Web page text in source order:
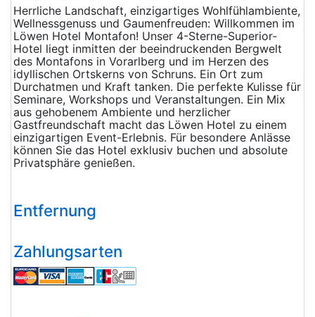
Herrliche Landschaft, einzigartiges Wohlfühlambiente,
Wellnessgenuss und Gaumenfreuden: Willkommen im
Löwen Hotel Montafon! Unser 4-Sterne-Superior-
Hotel liegt inmitten der beeindruckenden Bergwelt
des Montafons in Vorarlberg und im Herzen des
idyllischen Ortskerns von Schruns. Ein Ort zum
Durchatmen und Kraft tanken. Die perfekte Kulisse für
Seminare, Workshops und Veranstaltungen. Ein Mix
aus gehobenem Ambiente und herzlicher
Gastfreundschaft macht das Löwen Hotel zu einem
einzigartigen Event-Erlebnis. Für besondere Anlässe
können Sie das Hotel exklusiv buchen und absolute
Privatsphäre genießen.
Entfernung
Zahlungsarten